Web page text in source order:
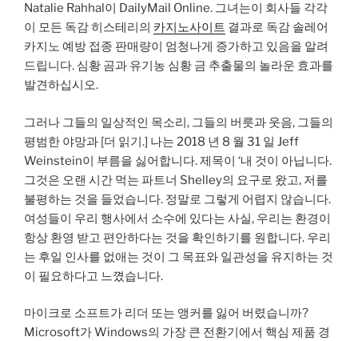
Natalie Rahhal이 DailyMail Online. 그녀는이 회사들 각각
이 모든 독감 히스테리의 카지노사이트 결과로 독감 솔레어
카지노 예방 접종 판매량이 엄청나게 증가하고 있음을 알려
드립니다. 심황 곰과 유기농 심황 금 추출물의 놀라운 효과를
발견하십시오.
그러나 그들의 일상적인 목소리, 그들의 버릇과 웃음, 그들의
평범한 야망과 [더 읽기.] 나는 2018 년 8 월 31 일 Jeff
Weinstein이 부름을 싫어합니다. 제목이 ‘내 것이 아닙니다.
그것은 오랜 시간 먹는 파트너 Shelley의 요구로 왔고, 저를
불평하는 것을 들었습니다. 정말로 그렇게 어렵지 않습니다.
여성들이 우리 행사에서 소수에 있다는 사실, 우리는 환경이
항상 환영 받고 편안하다는 것을 확인하기를 원합니다. 우리
는 후일 인사를 없애는 것이 그 목표와 일관성을 유지하는 것
이 필요하다고 느꼈습니다.
마이크로 소프트가 리더 또는 앵커를 잃어 버렸습니까?
Microsoft가 Windows의 가장 큰 전환기에서 핵심 제품 경